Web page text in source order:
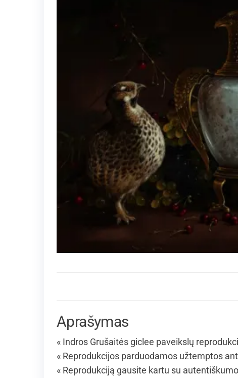
Aprašymas
« Indros Grušaitės giclee paveikslų
« Reprodukcijos parduodamos užtemptos
« Reprodukciją gausite kartu su